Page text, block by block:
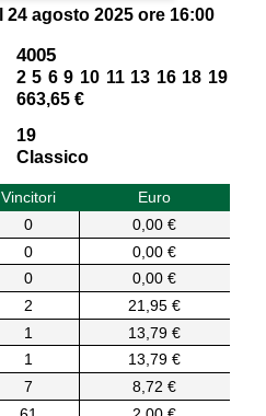
24 agosto 2025 ore 16:00
4005
2 5 6 9 10 11 13 16 18 19
663,65 €
19
Classico
Vincitori
Euro
0
0,00 €
0
0,00 €
0
0,00 €
2
21,95 €
1
13,79 €
1
13,79 €
7
8,72 €